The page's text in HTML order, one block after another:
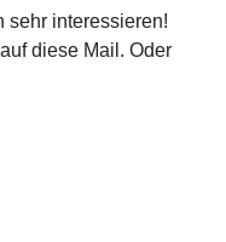
sehr interessieren!
diese Mail. Oder